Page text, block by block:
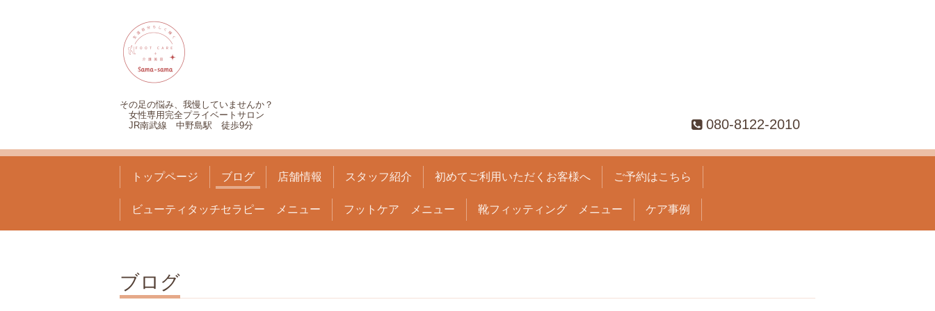
その足の悩み、我慢していませんか？
女性専用完全プライベートサロン
JR南武線 中野島駅 徒歩9分
080-8122-2010
トップページ ブログ 店舗情報 スタッフ紹介 初めてご利用いただくお客様へ ご予約はこちら
ビューティタッチセラピー メニュー フットケア メニュー 靴フィッティング メニュー ケア事例
ブログ